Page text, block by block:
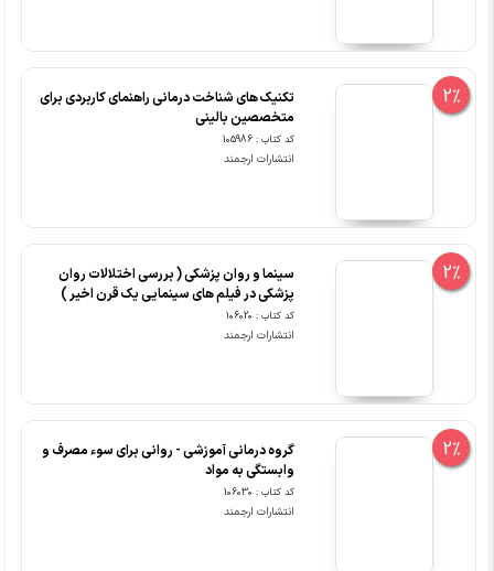
2%
تکنیک های شناخت درمانی راهنمای کاربردی برای
متخصصین بالینی
کد کتاب : 105986
انتشارات ارجمند
2%
سینما و روان پزشکی ( بررسی اختلالات روان
پزشکی در فیلم های سینمایی یک قرن اخیر )
کد کتاب : 106020
انتشارات ارجمند
2%
گروه درمانی آموزشی - روانی برای سوء مصرف و
وابستگی به مواد
کد کتاب : 106030
انتشارات ارجمند